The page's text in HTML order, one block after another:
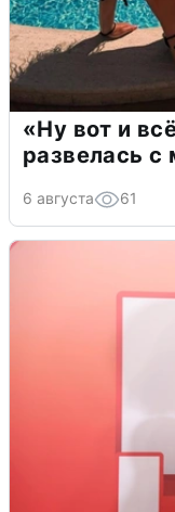
«Ну вот и
развелась
6 августа 61